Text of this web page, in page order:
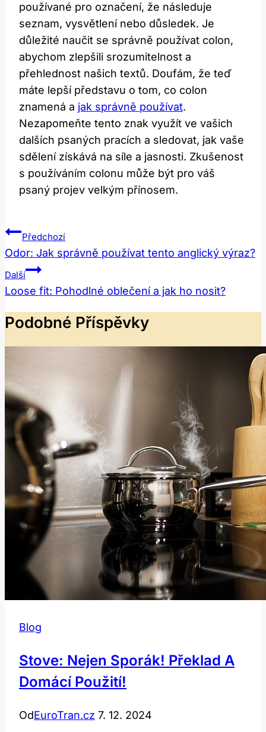
používané pro označení, že následuje
seznam, vysvětlení nebo důsledek. Je
důležité naučit se správně používat colon,
abychom zlepšili srozumitelnost a
přehlednost našich textů. Doufám, že teď
máte lepší představu o tom, co colon
znamená a jak správně používat.
Nezapomeňte tento znak využít ve vašich
dalších psaných pracích a sledovat, jak vaše
sdělení získává na síle a jasnosti. Zkušenost
s používáním colonu může být pro váš
psaný projev velkým přínosem.
Navigace
Pro
Příspěvek
Předchozí
Odor: Jak správně používat tento anglický výraz?
Další
Loose fit: Pohodlné oblečení a jak ho nosit?
Podobné Příspěvky
Blog
Stove: Nejen Sporák! Překlad A
Domácí Použití!
OdEuroTran.cz 7. 12. 2024